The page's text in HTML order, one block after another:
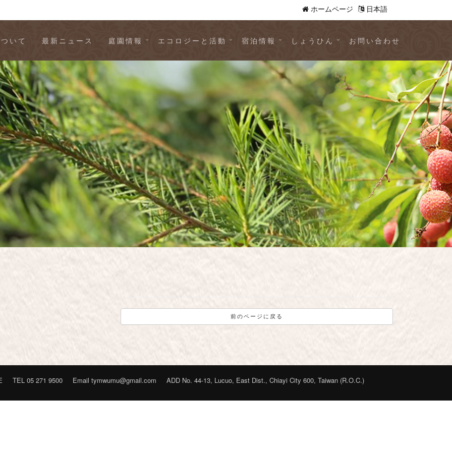
いて 最新ニュース 庭園情報 エコロジーと活動 宿泊情報 しょうひん お問い合わせ
ホームページ 日本語
前のページに戻る
TEL 05 271 9500 Email tymwumu@gmail.com ADD No. 44-13, Lucuo, East Dist., Chiayi City 600, Taiwan (R.O.C.)